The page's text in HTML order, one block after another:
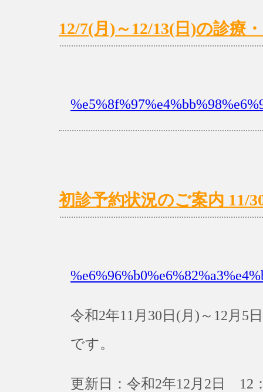
12/7(月)～12/13(日)の診療
初診予約状況のご案内 11/
令和2年11月30日(月)～12月5
です。
更新日：令和2年12月2日 12